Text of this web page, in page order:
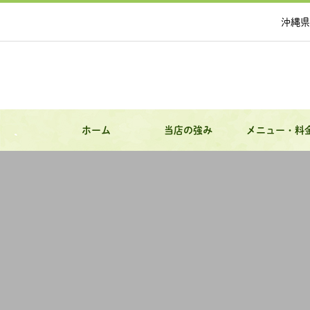
沖縄
ホーム 当店の強み メニュー・料